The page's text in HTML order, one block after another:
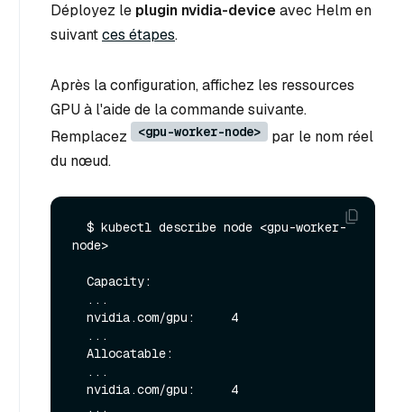
Déployez le plugin nvidia-deviceavec Helm en
suivantces étapes.
Après la configuration, affichez les ressources
GPU à l'aide de la commande suivante.
Remplacez
<gpu-worker-node>
par le nom réel
du nœud.
node>